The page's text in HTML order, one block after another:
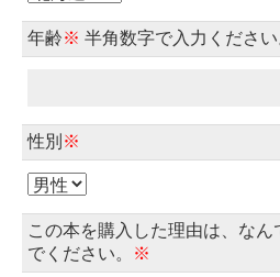
年齢※ 半角数字で入力ください
性別 ※
この本を購入した理由は、な
でください。
※